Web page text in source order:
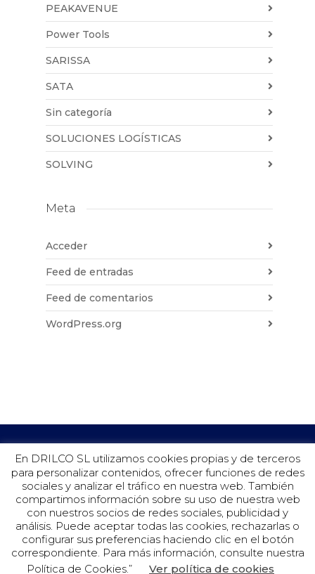
PEAKAVENUE
Power Tools
SARISSA
SATA
Sin categoría
SOLUCIONES LOGÍSTICAS
SOLVING
Meta
Acceder
Feed de entradas
Feed de comentarios
WordPress.org
©Drilco 2019.
En DRILCO SL utilizamos cookies propias y de terceros
para personalizar contenidos, ofrecer funciones de redes
sociales y analizar el tráfico en nuestra web. También
compartimos información sobre su uso de nuestra web
con nuestros socios de redes sociales, publicidad y
análisis. Puede aceptar todas las cookies, rechazarlas o
configurar sus preferencias haciendo clic en el botón
correspondiente. Para más información, consulte nuestra
Política de Cookies.”
Ver política de cookies